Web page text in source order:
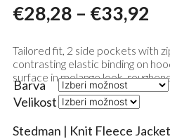
€28,28 – €33,92
Tailored fit, 2 side pockets with
contrasting elastic binding on
surface in melange look,
Barva
Velikost
Stedman | Knit Fleece